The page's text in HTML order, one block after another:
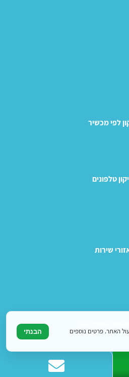
לפי מכשיר
טלפונים
שירות
האתר. פרטים נוספים
הבנתי